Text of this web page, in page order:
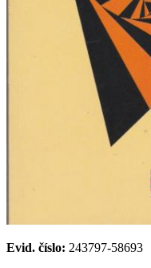
Evid. číslo: 243797-58693